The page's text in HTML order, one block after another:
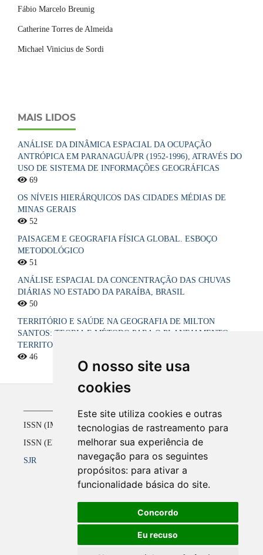
O nosso site usa
cookies
Este site utiliza cookies e outras
tecnologias de rastreamento para
melhorar sua experiência de
navegação para os seguintes
propósitos: para ativar a
funcionalidade básica do site.
Concordo
Eu recuso
Fábio Marcelo Breunig
Catherine Torres de Almeida
Michael Vinicius de Sordi
MAIS LIDOS
ANÁLISE DA DINÂMICA ESPACIAL DA OCUPAÇÃO
ANTRÓPICA EM PARANAGUÁ/PR (1952-1996), ATRAVÉS DO
USO DE SISTEMA DE INFORMAÇÕES GEOGRÁFICAS
69
OS NÍVEIS HIERÁRQUICOS DAS CIDADES MÉDIAS DE
MINAS GERAIS
52
PAISAGEM E GEOGRAFIA FÍSICA GLOBAL. ESBOÇO
METODOLÓGICO
51
ANÁLISE ESPACIAL DA CONCENTRAÇÃO DAS CHUVAS
DIÁRIAS NO ESTADO DA PARAÍBA, BRASIL
50
TERRITÓRIO E SAÚDE NA GEOGRAFIA DE MILTON
SANTOS: TEORIA E MÉTODO PARA O PLANEJAMENTO
TERRITORIAL DO SISTEMA ÚNICO DE SAÚDE NO BRASIL
46
ISSN (IMPRESSO) 1516-4136 até 2008
ISSN (ELETRÔNICO) 2177-2738 a partir de 2009
SJR